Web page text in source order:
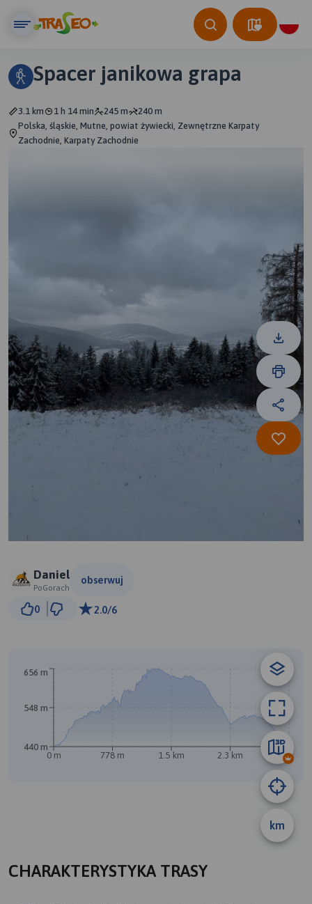
Spacer janikowa grapa
3.1 km 1 h 14 min 245 m
240 m
Polska, śląskie, Mutne, powiat żywiecki, Zewnętrzne Karpaty
Zachodnie, Karpaty Zachodnie
Daniel
PoGorach
obserwuj
0 2.0/6
B
A
km
0 m 778 m 1.5 km 2.3 km 3.1 km
440 m
548 m
656 m
CHARAKTERYSTYKA TRASY